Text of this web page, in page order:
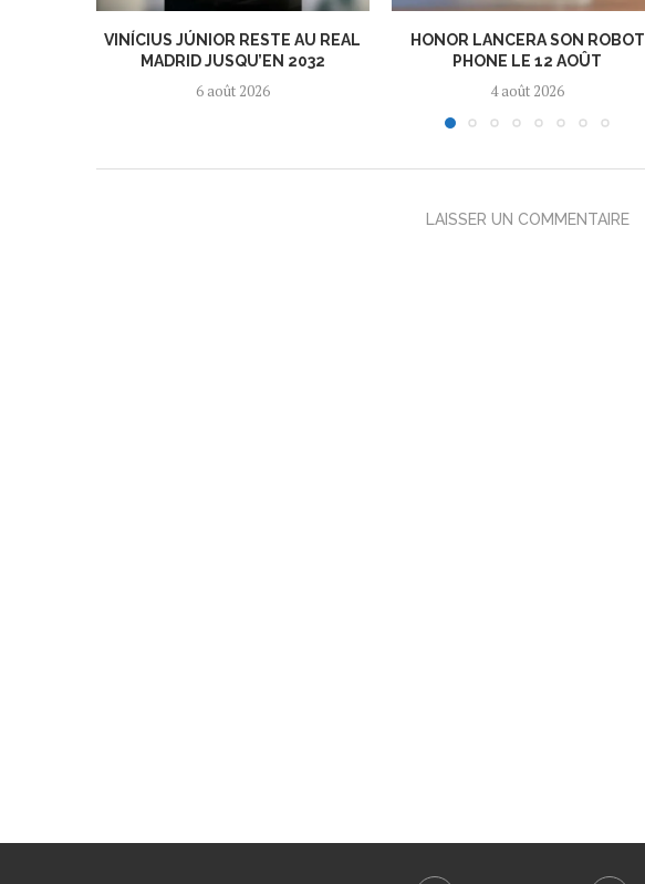
VINÍCIUS JÚNIOR RESTE AU REAL
MADRID JUSQU’EN 2032
6 août 2026
HONOR LANCERA SON ROBOT
PHONE LE 12 AOÛT
4 août 2026
LAISSER UN COMMENTAIRE